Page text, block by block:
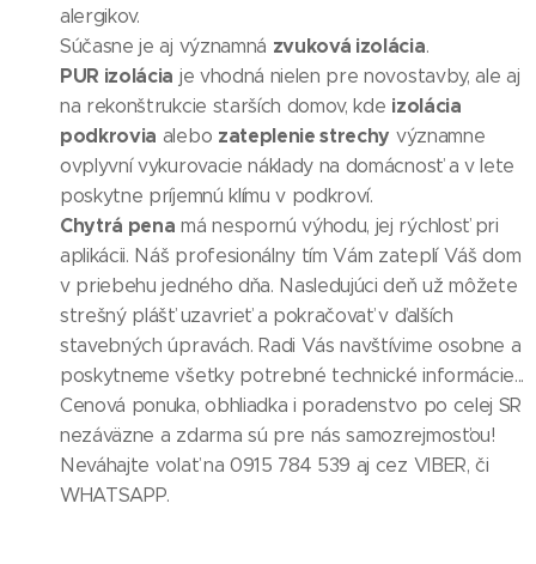
alergikov.
Súčasne je aj významná zvuková izolácia.
PUR izolácia je vhodná nielen pre novostavby, ale aj
na rekonštrukcie starších domov, kde izolácia
podkrovia alebo zateplenie strechy významne
ovplyvní vykurovacie náklady na domácnosť a v lete
poskytne príjemnú klímu v podkroví.
Chytrá pena má nespornú výhodu, jej rýchlosť pri
aplikácii. Náš profesionálny tím Vám zateplí Váš dom
v priebehu jedného dňa. Nasledujúci deň už môžete
strešný plášť uzavrieť a pokračovať v ďalších
stavebných úpravách. Radi Vás navštívime osobne a
poskytneme všetky potrebné technické informácie...
Cenová ponuka, obhliadka i poradenstvo po celej SR
nezáväzne a zdarma sú pre nás samozrejmosťou!
Neváhajte volať na 0915 784 539 aj cez VIBER, či
WHATSAPP.